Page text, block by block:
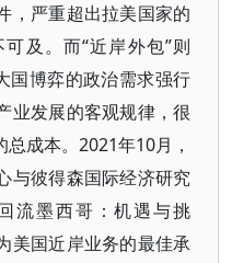
，严重超出拉美国家的
及。而“近岸外包”则
国博弈的政治需求强行
业发展的客观规律，很
成本。2021年10月，
与彼得森国际经济研究
流墨西哥：机遇与挑
美国近岸业务的最佳承